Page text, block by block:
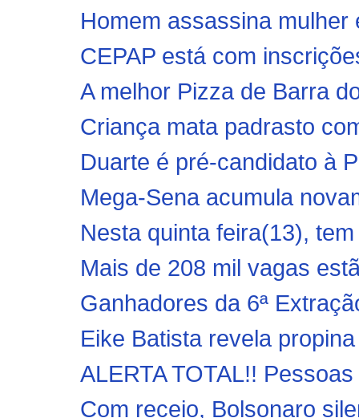
Homem assassina
CEPAP está com
A melhor Pizza de Barra
Criança mata padrasto
Duarte é pré-candidato à
Mega-Sena acumula
Nesta quinta feira(13),
Mais de 208 mil vagas
Ganhadores da 6ª
Eike Batista revela
ALERTA TOTAL!!
Com receio, Bolsonaro